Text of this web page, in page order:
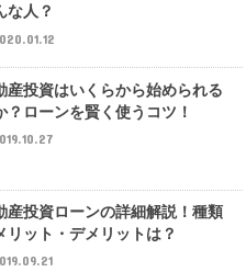
な人？
産投資はいくらから始められる
？ローンを賢く使うコツ！
産投資ローンの詳細解説！種類
リット・デメリットは？